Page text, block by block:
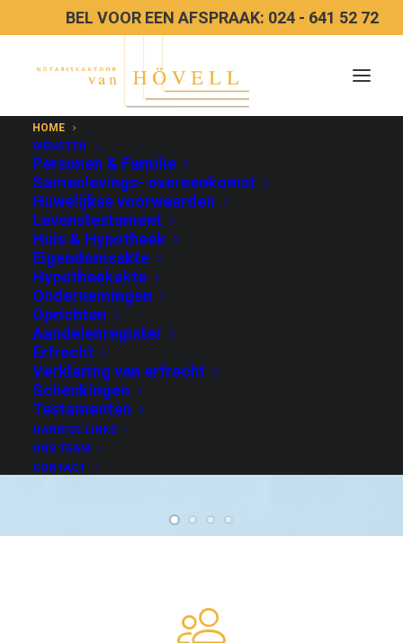
BEL VOOR EEN AFSPRAAK: 024 - 641 52 72
HOME
DIENSTEN
Personen & Familie
Samenlevings- overeenkomst
Huwelijkse voorwaarden
Levenstestament
Huis & Hypotheek
Eigendomsakte
Hypotheekakte
Ondernemingen
Oprichten
Aandelenregister
Erfrecht
Verklaring van erfrecht
Schenkingen
Testamenten
HANDIGE LINKS
ONS TEAM
CONTACT
HUIS
HYPOTHEEK
eigendomsakte en hypotheekakte